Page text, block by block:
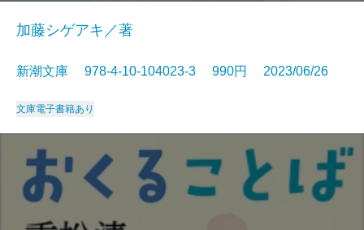
加藤シゲアキ／著
新潮文庫 978-4-10-104023-3 990円 2023/06/26
文庫電子書籍あり